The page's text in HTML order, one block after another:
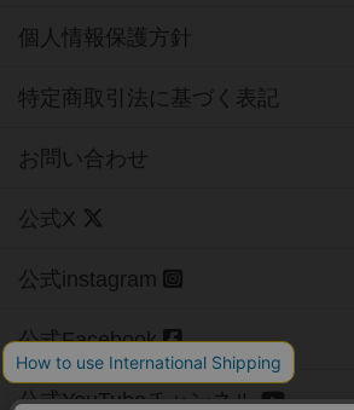
個人情報保護方針
特定商取引法に基づく表記
お問い合わせ
公式X
公式instagram
公式Facebook
公式YouTubeチャンネル